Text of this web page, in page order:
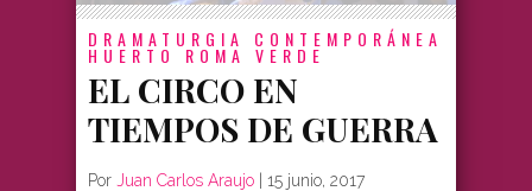
DRAMATURGIA CONTEMPORÁNEA
HUERTO ROMA VERDE
EL CIRCO EN
TIEMPOS DE GUERRA
Por Juan Carlos Araujo | 15 junio, 2017